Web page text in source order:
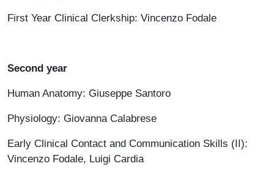
First Year Clinical Clerkship: Vincenzo Fodale
Second year
Human Anatomy: Giuseppe Santoro
Physiology: Giovanna Calabrese
Early Clinical Contact and Communication Skills (II):
Vincenzo Fodale, Luigi Cardia